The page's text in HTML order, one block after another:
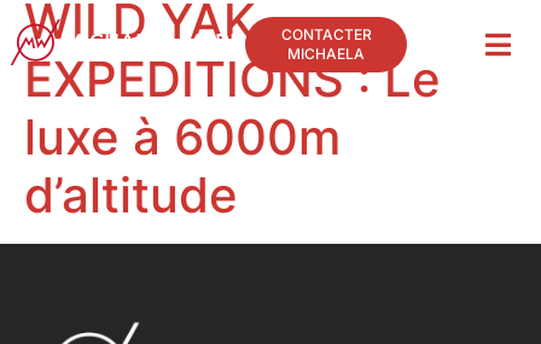
CONTACTER
MICHAELA
WILD YAK
EXPEDITIONS : Le
luxe à 6000m
d’altitude